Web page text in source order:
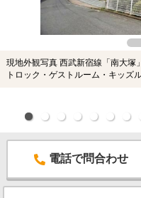
現地外観写真 西武新宿線「南大塚
トロック・ゲストルーム・キッズ
電話で問合わせ